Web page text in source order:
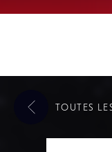
TOUTES